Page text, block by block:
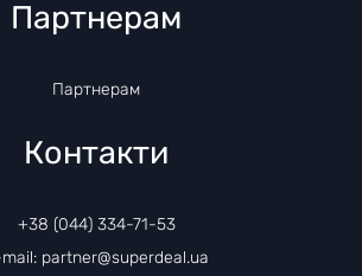
Партнерам
Партнерам
Контакти
+38 (044) 334-71-53
partner@superdeal.ua